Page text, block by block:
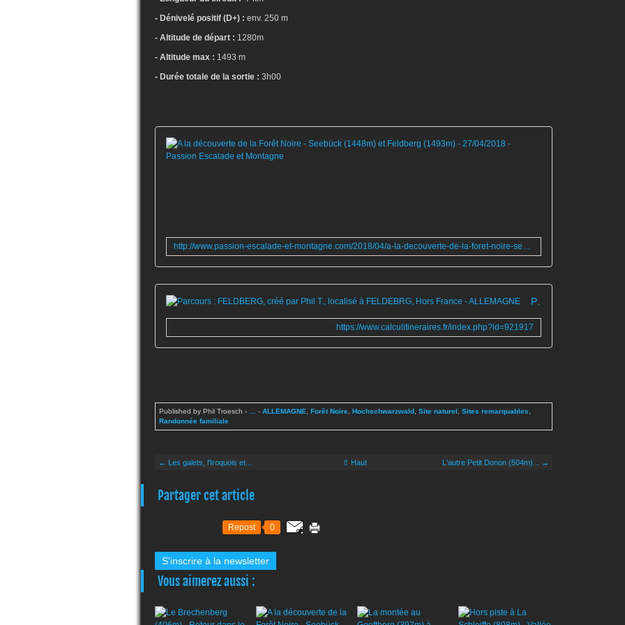
- Dénivelé positif (D+) : env. 250 m
- Altitude de départ : 1280m
- Altitude max : 1493 m
- Durée totale de la sortie : 3h00
f
d
g
p
http://www.passion-escalade-et-montagne.com/2018/04/a-la-decouverte-de-la-foret-noire-seebuck-1448m-et-feldebrg-27/04/2018.html
https://www.calculitineraires.fr/index.php?id=921917
Published by Phil Troesch - - ALLEMAGNE Forêt Noire Hochschwarzwald Site naturel Sites remarquables
Randonnée familiale
← Les galets, l'Iroquois et... ⇧ Haut L'autre Petit Donon (504m)... →
Partager cet article
Repost 0
S'inscrire à la newsletter
Vous aimerez aussi :